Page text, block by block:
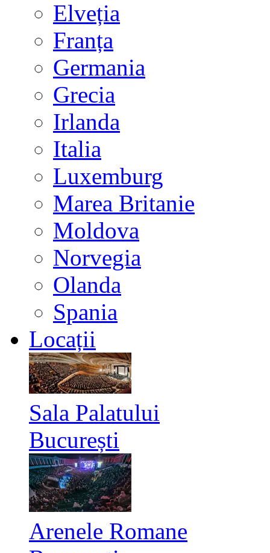
Elveția
Franța
Germania
Grecia
Irlanda
Italia
Luxemburg
Marea Britanie
Moldova
Norvegia
Olanda
Spania
Locații
Sala Palatului
București
Arenele Romane